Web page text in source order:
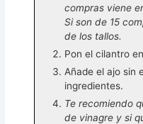
compras viene
Si son de 15
de los tallos.
Pon el cilantro
Añade el ajo sin
ingredientes.
Te recomiendo
de vinagre y si